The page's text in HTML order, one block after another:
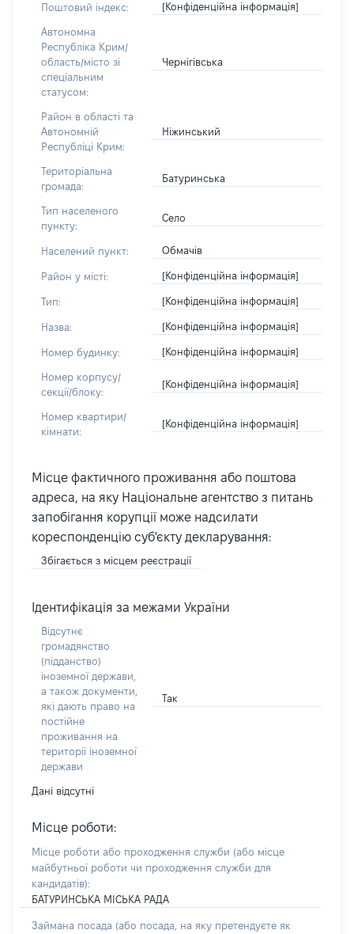
Поштовий індекс: [Конфіденційна інформація]
Автономна
Республіка Крим/
область/місто зі
спеціальним
статусом:
Чернігівська
Район в області та
Автономній
Республіці Крим:
Ніжинський
Територіальна
громада:
Батуринська
Тип населеного
пункту:
Село
Населений пункт: Обмачів
Район у місті: [Конфіденційна інформація]
Тип: [Конфіденційна інформація]
Назва: [Конфіденційна інформація]
Номер будинку: [Конфіденційна інформація]
Номер корпусу/
секції/блоку:
[Конфіденційна інформація]
Номер квартири/
кімнати:
[Конфіденційна інформація]
Місце фактичного проживання або поштова
адреса, на яку Національне агентство з питань
запобігання корупції може надсилати
кореспонденцію суб'єкту декларування:
Збігається з місцем реєстрації
Ідентифікація за межами України
Відсутнє
громадянство
(підданство)
іноземної держави,
а також документи,
які дають право на
постійне
проживання на
території іноземної
держави
Так
Дані відсутні
Місце роботи:
Місце роботи або проходження служби (або місце
майбутньої роботи чи проходження служби для
кандидатів):
БАТУРИНСЬКА МІСЬКА РАДА
Займана посада (або посада, на яку претендуєте як